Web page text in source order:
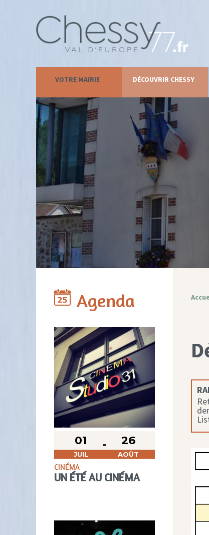
VOTRE MAIRIE DÉCOUVRIR CHESSY
Agenda
01
JUIL
26
AOÛT
CINÉMA
UN ÉTÉ AU CINÉMA